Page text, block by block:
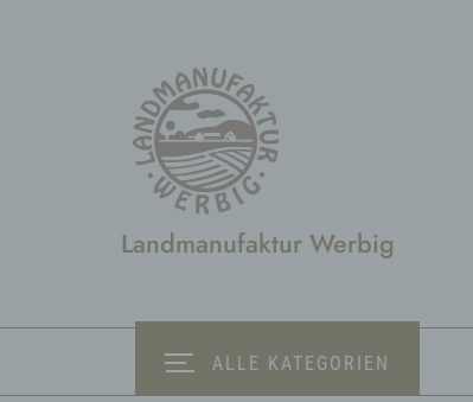
Landmanufaktur Werbig
ALLE KATEGORIEN